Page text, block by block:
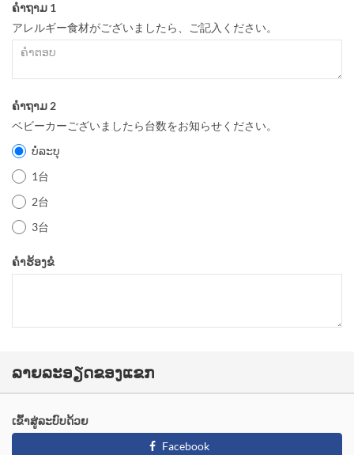
ຄຳຖາມ 1
アレルギー食材がございましたら、ご記入ください。
ຄຳຖາມ 2
ベビーカーございましたら台数をお知らせください。
ບໍ່ລະບຸ
1台
2台
3台
ຄຳຮ້ອງຂໍ
ລາຍລະອຽດຂອງແຂກ
ເຂົ້າສູ່ລະບົບດ້ວຍ
Facebook